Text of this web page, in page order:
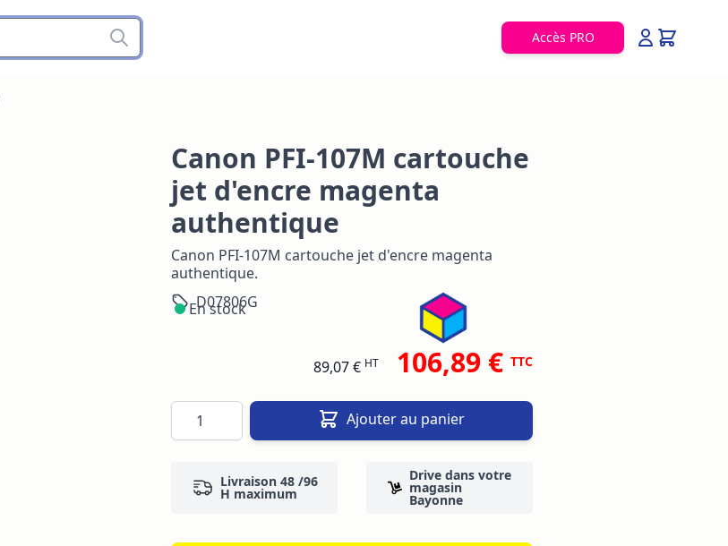
Accès PRO
Canon PFI-107M cartouche
jet d'encre magenta
authentique
Canon PFI-107M cartouche jet d'encre magenta
authentique.
D07806G
En stock
89,07 € HT 106,89 € TTC
Quantité Ajouter au panier
Livraison 48 /96
H maximum
Drive dans votre
magasin
Bayonne